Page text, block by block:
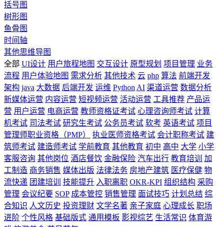
括号图
树形图
鱼骨图
时间轴
其他思维导图
全部 UI设计 用户旅程地图 交互设计 原型规划 项目管理 业务
流程 用户体验地图 需求分析 其他技术 云 php 算法 前端开发
架构 java 大数据 后端开发 运维 Python AI 渠道运营 数据分析
新媒体运营 内容运营 短视频运营 活动运营 工具推荐 产品运
营 用户运营 电商运营 教师资格证考试 心理咨询师考试 计算
机考试 司法考试 研究生考试 公务员考试 软考 英语考试 项目
管理师职业资格（PMP）
执业医师资格考试 会计职称考试 建
筑师考试 建造师考试 学前教育 其他教育 初中 高中 大学 小学
客服咨询 其他岗位 酒店餐饮 金融保险 汽车出行 教育培训
加
工制造 商务销售 媒体出版 法律法务 房地产建筑 医疗保健 物
流快递 团建培训 技能提升 入职离职 OKR-KPI 组织结构 采购
管理 会议纪要 SOP 成本管控 销售管理 面试技巧 计划总结 综
合知识 人文历史 投资理财 文学名著 亲子家庭 心理成长 职场
进阶 个性风格 基础版式 通用模板 影视综艺 生活常识 体育游